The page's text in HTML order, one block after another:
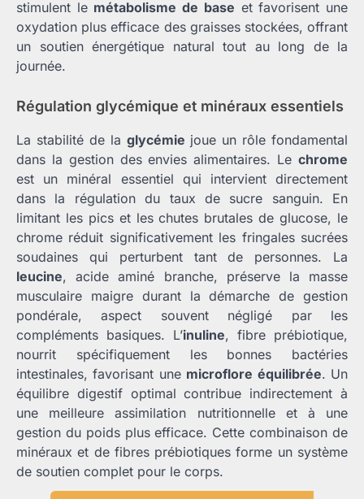
stimulent le métabolisme de base et favorisent une
oxydation plus efficace des graisses stockées, offrant
un soutien énergétique natural tout au long de la
journée.
Régulation glycémique et minéraux essentiels
La stabilité de la glycémie joue un rôle fondamental
dans la gestion des envies alimentaires. Le chrome
est un minéral essentiel qui intervient directement
dans la régulation du taux de sucre sanguin. En
limitant les pics et les chutes brutales de glucose, le
chrome réduit significativement les fringales sucrées
soudaines qui perturbent tant de personnes. La
leucine, acide aminé branche, préserve la masse
musculaire maigre durant la démarche de gestion
pondérale, aspect souvent négligé par les
compléments basiques. L’inuline, fibre prébiotique,
nourrit spécifiquement les bonnes bactéries
intestinales, favorisant une microflore équilibrée. Un
équilibre digestif optimal contribue indirectement à
une meilleure assimilation nutritionnelle et à une
gestion du poids plus efficace. Cette combinaison de
minéraux et de fibres prébiotiques forme un système
de soutien complet pour le corps.